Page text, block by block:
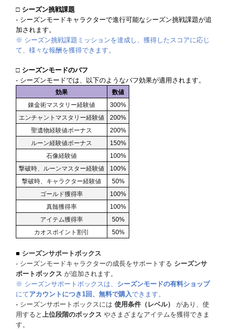
□ シーズン挑戦課題
- シーズンモードキャラクターで進行可能なシーズン挑戦課題が追
加されます。
※ シーズン挑戦課題ミッションを達成し、獲得したスコアに応じ
て、様々な報酬を獲得できます。
□ シーズンモードのバフ
- シーズンモードでは、以下のようなバフ効果が適用されます。
効果
数値
錬金術マスタリー経験値
300%
エンチャントマスタリー経験値
200%
聖遺物経験値ボーナス
200%
ルーン経験値ボーナス
150%
石像経験値
100%
撃破時、ルーンマスター経験値
100%
撃破時、キャラクター経験値
50%
ゴールド獲得率
100%
真髄獲得率
100%
アイテム獲得率
50%
カオスポイント割引
50%
■ シーズンサポートボックス
- シーズンモードキャラクターの成長をサポートする シーズンサ
ポートボックス が追加されます。
※ シーズンサポートボックスは、 シーズンモードの有料ショップ
にてアカウントにつき1回、無料で購入できます。
- シーズンサポートボックスには使用条件（レベル）
があり、使
用すると
上位段階のボックス やさまざまなアイテムを獲得できま
す。